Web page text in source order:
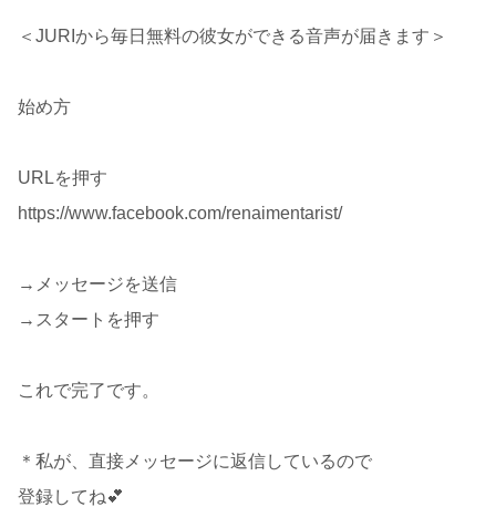
＜JURIから毎日無料の彼女ができる音声が届きます＞
始め方
URLを押す
https://www.facebook.com/renaimentarist/
→メッセージを送信
→スタートを押す
これで完了です。
＊私が、直接メッセージに返信しているので
登録してね💕